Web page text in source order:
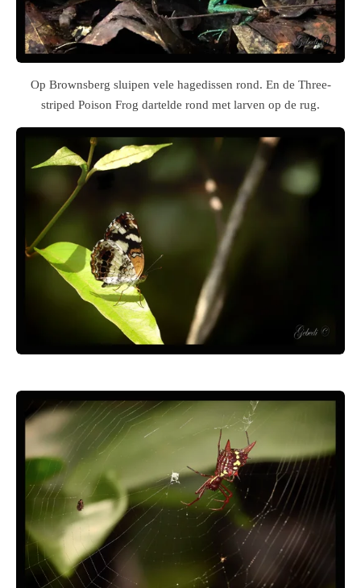
Op Brownsberg sluipen vele hagedissen rond. En de Three-
striped Poison Frog dartelde rond met larven op de rug.